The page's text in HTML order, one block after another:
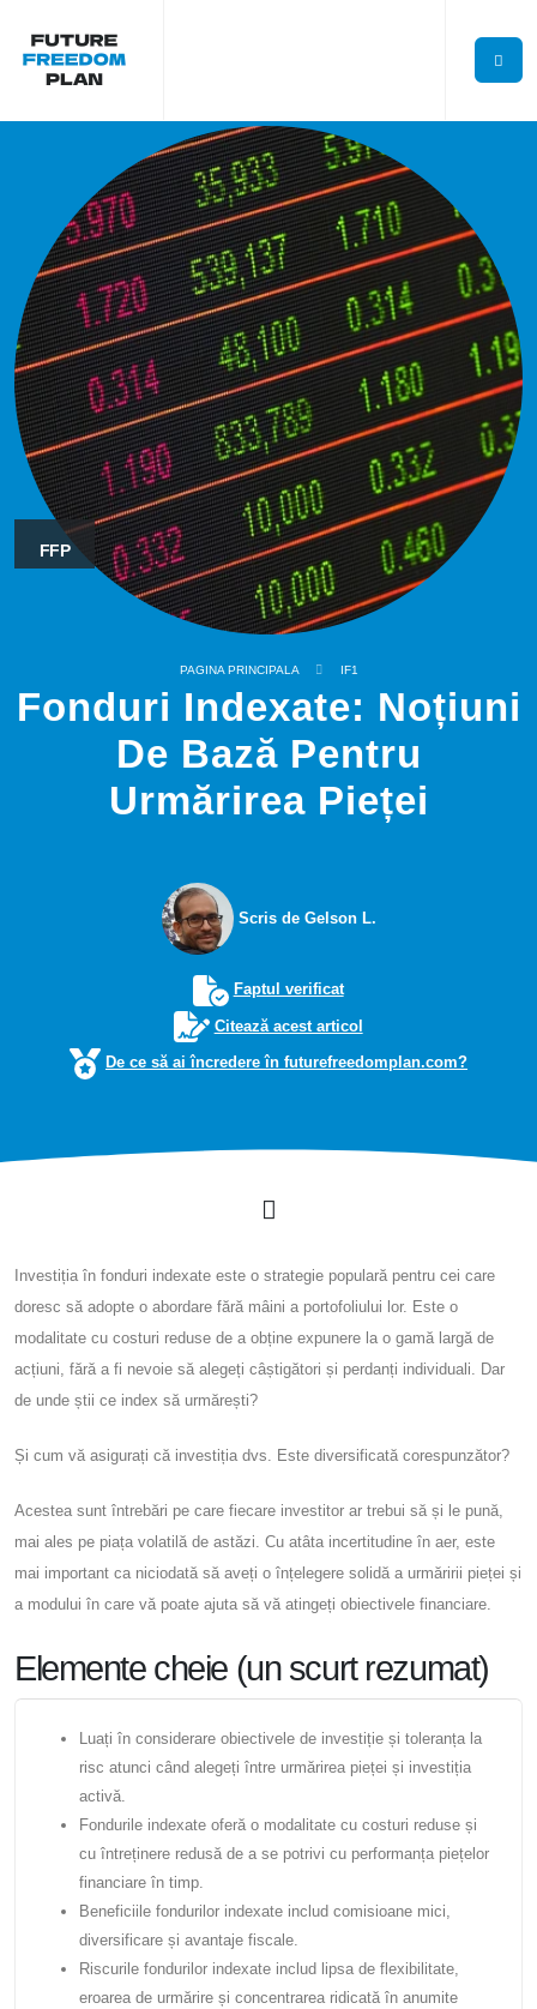
FFP
PAGINA PRINCIPALA IF1
Fonduri Indexate: Noțiuni
De Bază Pentru
Urmărirea Pieței
Scris de Gelson L.
Faptul verificat
Citează acest articol
De ce să ai încredere în futurefreedomplan.com?
Investiția în fonduri indexate este o strategie populară pentru cei care
doresc să adopte o abordare fără mâini a portofoliului lor. Este o
modalitate cu costuri reduse de a obține expunere la o gamă largă de
acțiuni, fără a fi nevoie să alegeți câștigători și perdanți individuali. Dar
de unde știi ce index să urmărești?
Și cum vă asigurați că investiția dvs. Este diversificată corespunzător?
Acestea sunt întrebări pe care fiecare investitor ar trebui să și le pună,
mai ales pe piața volatilă de astăzi. Cu atâta incertitudine în aer, este
mai important ca niciodată să aveți o înțelegere solidă a urmăririi pieței și
a modului în care vă poate ajuta să vă atingeți obiectivele financiare.
Elemente cheie (un scurt rezumat)
Luați în considerare obiectivele de investiție și toleranța la
risc atunci când alegeți între urmărirea pieței și investiția
activă.
Fondurile indexate oferă o modalitate cu costuri reduse și
cu întreținere redusă de a se potrivi cu performanța piețelor
financiare în timp.
Beneficiile fondurilor indexate includ comisioane mici,
diversificare și avantaje fiscale.
Riscurile fondurilor indexate includ lipsa de flexibilitate,
eroarea de urmărire și concentrarea ridicată în anumite